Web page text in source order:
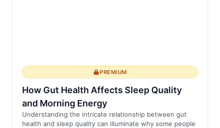
PREMIUM
How Gut Health Affects Sleep Quality
and Morning Energy
Understanding the intricate relationship between gut
health and sleep quality can illuminate why some people